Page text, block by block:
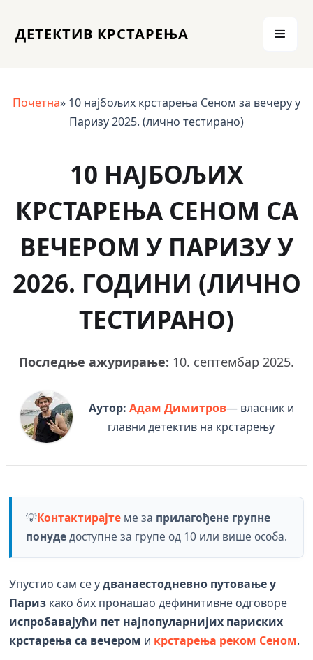
ДЕТЕКТИВ КРСТАРЕЊА
Почетна» 10 најбољих крстарења Сеном за вечеру у
Паризу 2025. (лично тестирано)
10 НАЈБОЉИХ
КРСТАРЕЊА СЕНОМ СА
ВЕЧЕРОМ У ПАРИЗУ У
2026. ГОДИНИ (ЛИЧНО
ТЕСТИРАНО)
Последње ажурирање: 10. септембар 2025.
Аутор: Адам Димитров— власник и
главни детектив на крстарењу
💡Контактирајте ме за прилагођене групне
понудедоступне за групе од 10 или више особа.
Упустио сам се удванаестодневно путовање у
Париз како бих пронашао дефинитивне одговоре
испробавајући пет најпопуларнијих париских
крстарења са вечером и крстарења реком Сеном.